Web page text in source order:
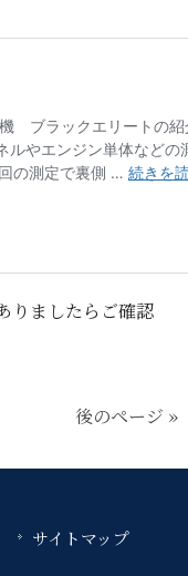
りましたらご確認
後のページ »
サイトマップ